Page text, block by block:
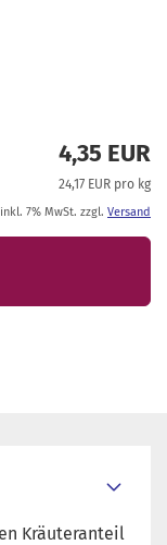
4,35 EUR
24,17 EUR pro kg
inkl. 7% MwSt. zzgl. Versand
Kräuteranteil